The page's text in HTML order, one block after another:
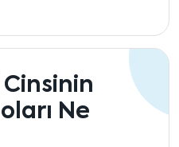
Cinsinin
Ne